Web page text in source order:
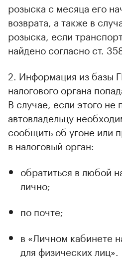
розыска с месяца его
возврата, а также в
розыска, если
найдено согласно ст.
2. Информация из базы
налогового органа
В случае, если этого не
автовладельцу
сообщить об угоне или
в налоговый орган:
обратиться в любой
лично;
по почте;
в «Личном кабинете
для физических лиц».